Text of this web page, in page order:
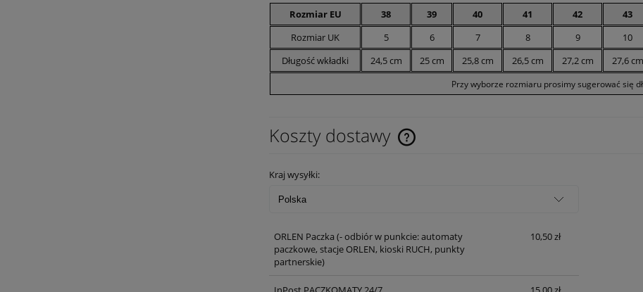
Rozmiar EU 38 39 40 41 42 43
Przy wyborze rozmiaru prosimy sugerować się
Rozmiar UK 5 6 7 8 9 10
Długość wkładki
24,5 cm 25 cm 25,8 cm 26,5 cm 27,2 cm 27,6 cm
Koszty dostawy
Kraj wysyłki:
ORLEN Paczka (- odbiór w punkcie: automaty
paczkowe, stacje ORLEN, kioski RUCH, punkty
partnerskie)
10,50 zł